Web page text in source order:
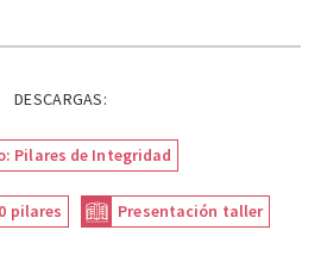
DESCARGAS:
Pilares de Integridad
pilares Presentación taller